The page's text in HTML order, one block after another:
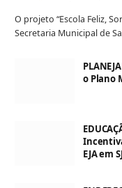
O projeto “Escola Feliz,
Secretaria Municipal de
o Plano
EJA em